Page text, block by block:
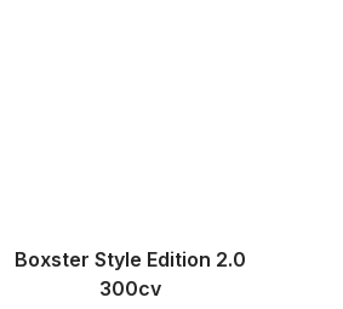
Boxster Style Edition 2.0
300cv